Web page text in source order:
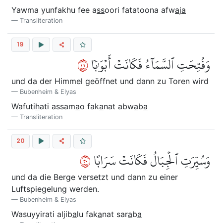
Yawma yunfakhu fee assoori fatatoona afwaja
Transliteration
19
وَفُتِحَتِ ٱلسَّمَآءُ فَكَانَتۡ أَبۡوَٰبٗا٩١
und da der Himmel geöffnet und dann zu Toren wird
Bubenheim & Elyas
Wafutihati assamao fakanat abwaba
Transliteration
20
وَسُيِّرَتِ ٱلۡجِبَالُ فَكَانَتۡ سَرَابًا٠٢
und da die Berge versetzt und dann zu einer
Luftspiegelung werden.
Bubenheim & Elyas
Wasuyyirati aljibalu fakanat saraba